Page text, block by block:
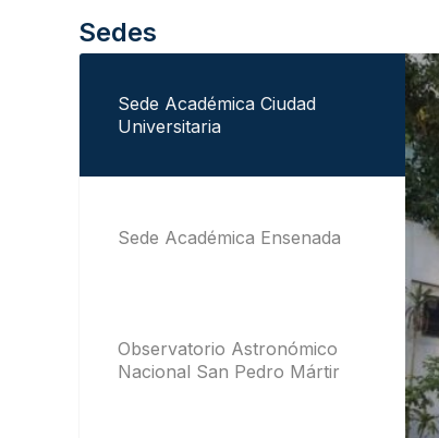
Sedes
Sede Académica Ciudad
Universitaria
Sede Académica Ensenada
Observatorio Astronómico
Nacional San Pedro Mártir